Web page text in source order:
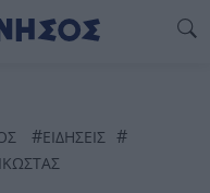
#ΕΙΔΗΣΕΙΣ #